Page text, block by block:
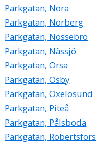
Parkgatan, Nora
Parkgatan, Norberg
Parkgatan, Nossebro
Parkgatan, Nässjö
Parkgatan, Orsa
Parkgatan, Osby
Parkgatan, Oxelösund
Parkgatan, Piteå
Parkgatan, Pålsboda
Parkgatan, Robertsfors